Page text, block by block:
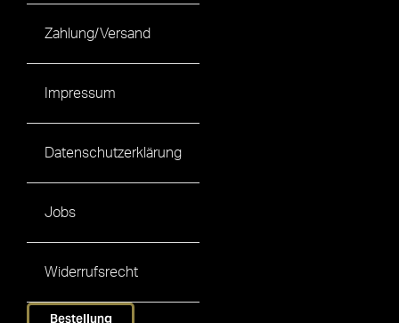
Zahlung/Versand
Impressum
Datenschutzerklärung
Jobs
Widerrufsrecht
Bestellung